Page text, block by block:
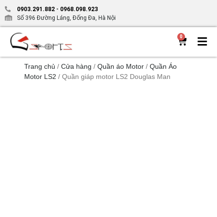
0903.291.882 - 0968.098.923
Số 396 Đường Láng, Đống Đa, Hà Nội
0
Trang chủ / Cửa hàng / Quần áo Motor / Quần Áo
Motor LS2 / Quần giáp motor LS2 Douglas Man